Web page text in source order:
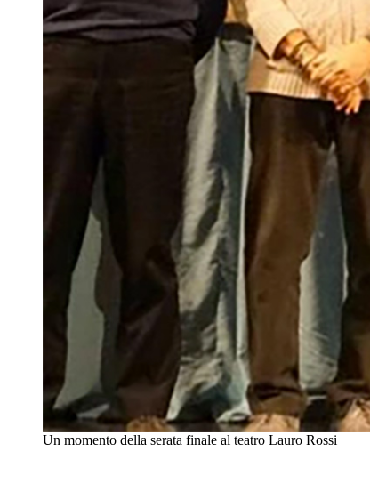
Un momento della serata finale al teatro Lauro Rossi